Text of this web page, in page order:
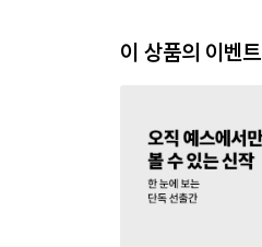
이 상품의 이벤트